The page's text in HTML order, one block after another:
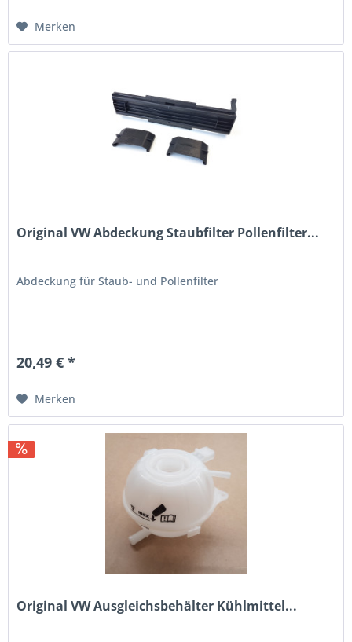
Merken
Original VW Abdeckung Staubfilter Pollenfilter...
Abdeckung für Staub- und Pollenfilter
20,49 € *
Merken
Original VW Ausgleichsbehälter Kühlmittel...